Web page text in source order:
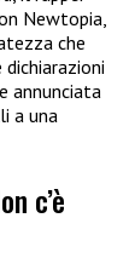
Newtopia,
che
dichiarazioni
annunciata
a una
c’è